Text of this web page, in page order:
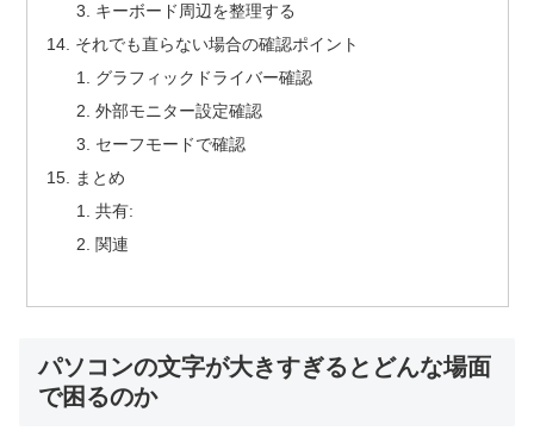
キーボード周辺を整理する
それでも直らない場合の確認ポイント
グラフィックドライバー確認
外部モニター設定確認
セーフモードで確認
まとめ
共有:
関連
パソコンの文字が大きすぎるとどんな場面
で困るのか